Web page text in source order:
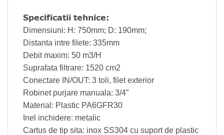
Specificatii tehnice:
Dimensiuni: H: 750mm; D: 190mm;
Distanta intre filete: 335mm
Debit maxim: 50 m3/H
Suprafata filtrare: 1520 cm2
Conectare IN/OUT: 3 toli, filet exterior
Robinet purjare manuala: 3/4”
Material: Plastic PA6GFR30
Inel inchidere: metalic
Cartus de tip sita: inox SS304 cu suport de plastic